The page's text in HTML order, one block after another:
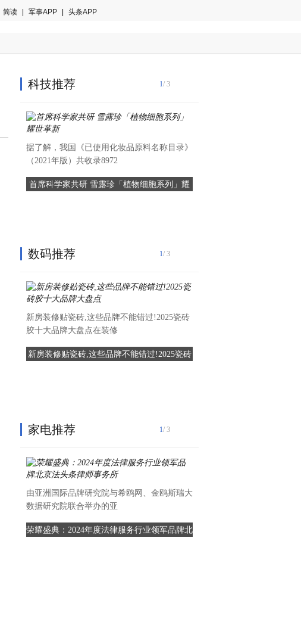
简读 军事APP 头条APP
科技推荐
首席科学家共研 雪露珍「植物细胞系列」耀
据了解，我国《已使用化妆品原料名称目录》
（2021年版）共收录8972
1/ 3
数码推荐
新房装修贴瓷砖,这些品牌不能错过!2025瓷砖
新房装修贴瓷砖,这些品牌不能错过!2025瓷砖
胶十大品牌大盘点在装修
1/ 3
家电推荐
荣耀盛典：2024年度法律服务行业领军品牌北
由亚洲国际品牌研究院与希鸥网、金鸥斯瑞大
数据研究院联合举办的亚
1/ 3